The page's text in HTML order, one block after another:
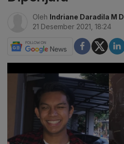
Oleh Indriane Daradila M D
21 Desember 2021, 18:24